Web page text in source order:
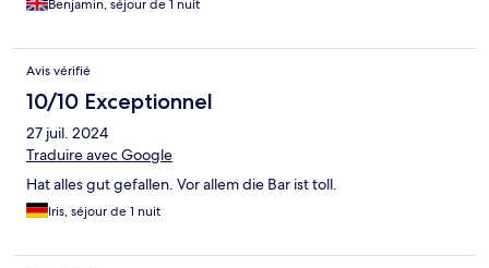
Benjamin, séjour de 1 nuit
Avis vérifié
10/10 Exceptionnel
27 juil. 2024
Traduire avec Google
Hat alles gut gefallen. Vor allem die Bar ist toll.
Iris, séjour de 1 nuit